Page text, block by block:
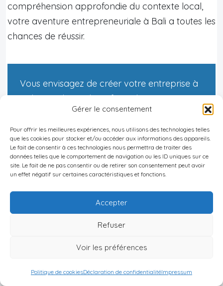
Gérer le consentement
Pour offrir les meilleures expériences, nous utilisons des technologies telles
que les cookies pour stocker et/ou accéder aux informations des appareils.
Le fait de consentir à ces technologies nous permettra de traiter des
données telles que le comportement de navigation ou les ID uniques sur ce
site. Le fait de ne pas consentir ou de retirer son consentement peut avoir
un effet négatif sur certaines caractéristiques et fonctions.
Accepter
Refuser
Voir les préférences
Politique de cookiesDéclaration de confidentialitéImpressum
compréhension approfondie du contexte local,
votre aventure entrepreneuriale à Bali a toutes les
chances de réussir.
Vous envisagez de créer votre entreprise à
Bali et souhaitez bénéficier d'un
accompagnement expert ? En tant que
spécialiste de la création de sociétés à
l'étranger, je peux vous guider à travers
chaque étape du processus, de la sélection
du statut juridique optimal à la mise en
me contacter
entrepreneurial à Bali.